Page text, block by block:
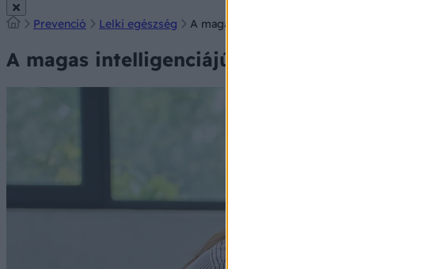
Prevenció Lelki egészség A magas intelligenciájú emberek
A magas intelligenciájú emberek